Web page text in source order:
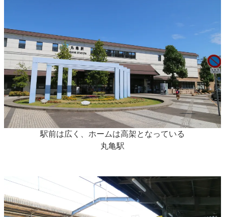
駅前は広く、ホームは高架となっている
丸亀駅